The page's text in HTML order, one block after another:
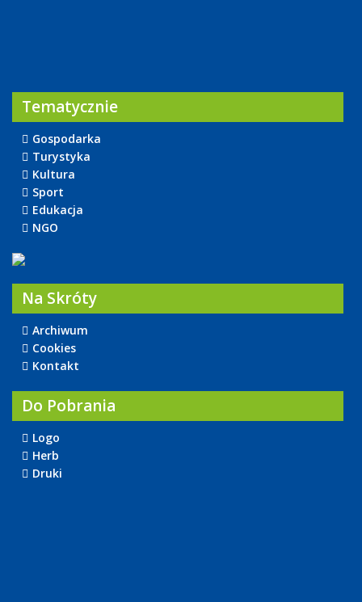
Tematycznie
Gospodarka
Turystyka
Kultura
Sport
Edukacja
NGO
Na Skróty
Archiwum
Cookies
Kontakt
Do Pobrania
Logo
Herb
Druki